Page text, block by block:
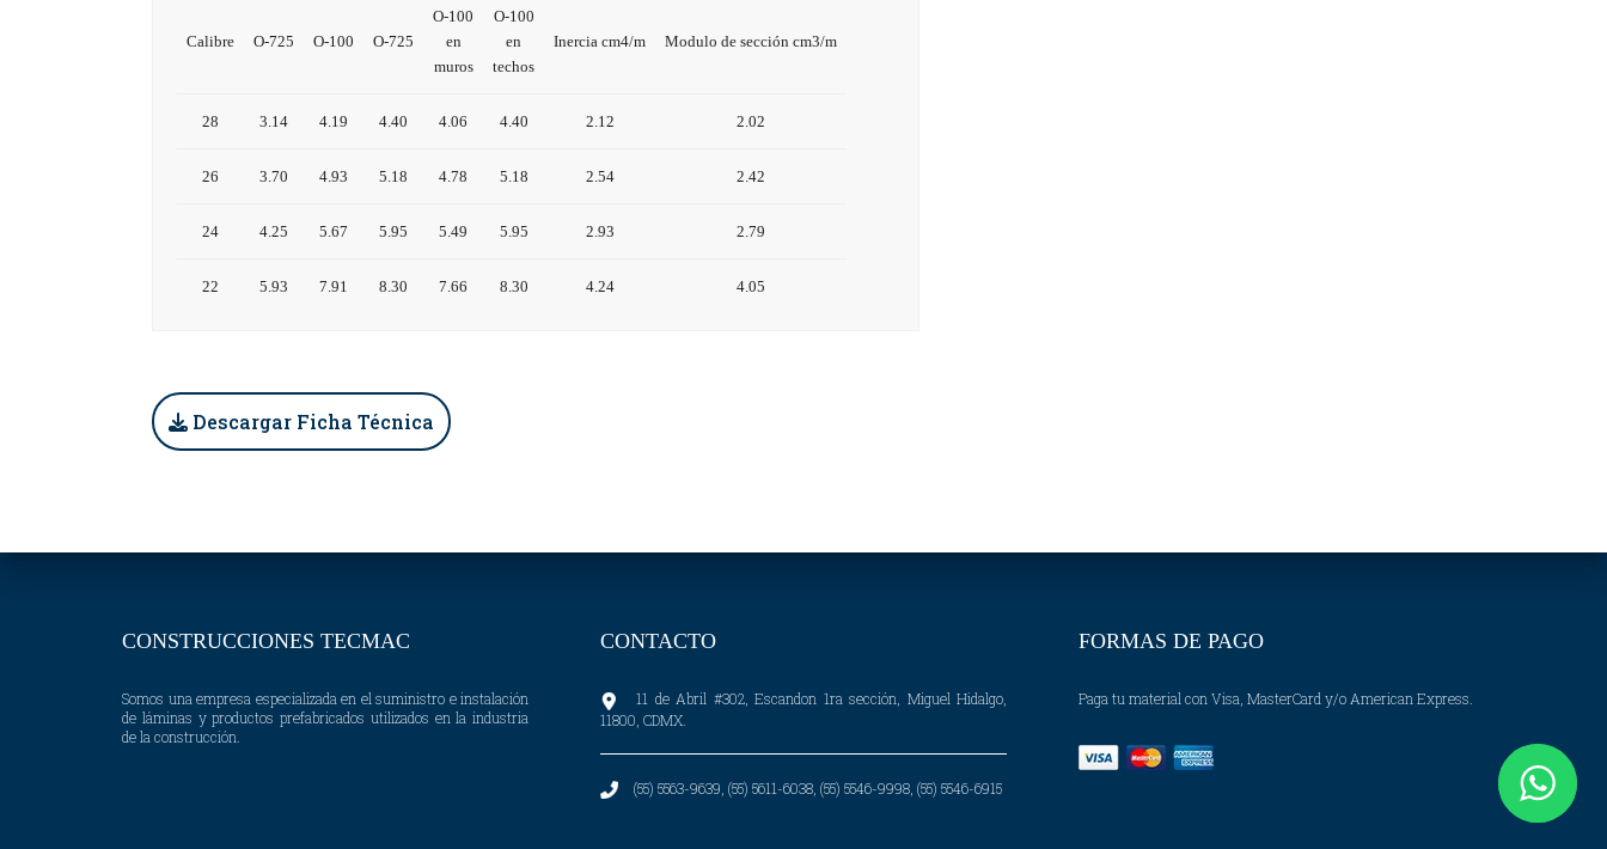
Calibre O-725 O-100 O-725
O-100
en
muros
O-100
en
techos
Inercia cm4/m Modulo de sección cm3/m
28 3.14 4.19 4.40 4.06 4.40 2.12 2.02
26 3.70 4.93 5.18 4.78 5.18 2.54 2.42
24 4.25 5.67 5.95 5.49 5.95 2.93 2.79
22 5.93 7.91 8.30 7.66 8.30 4.24 4.05
Descargar Ficha Técnica
CONSTRUCCIONES TECMAC
Somos una empresa especializada en el suministro e instalación
de láminas y productos prefabricados utilizados en la industria
de la construcción.
CONTACTO
11 de Abril #302, Escandon 1ra sección, Miguel Hidalgo,
11800, CDMX.
(55) 5563-9639, (55) 5611-6038, (55) 5546-9998, (55) 5546-6915
FORMAS DE PAGO
Paga tu material con Visa, MasterCard y/o American Express.